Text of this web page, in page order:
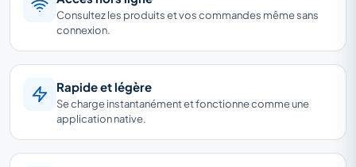
Consultez les produits et vos commandes même sans
connexion.
Rapide et légère
Se charge instantanément et fonctionne comme une
application native.